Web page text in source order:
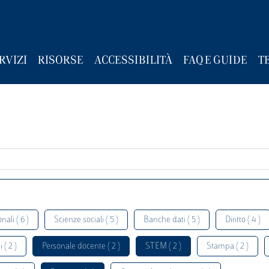
RISORSE ACCESSIBILITÀ FAQ E GUIDE
( 6 ) Scienze sociali ( 5 ) Banche dati ( 5 ) Diritto ( 4 )
( 2 ) Personale docente ( 2 ) STEM ( 2 ) Stampa ( 2 )